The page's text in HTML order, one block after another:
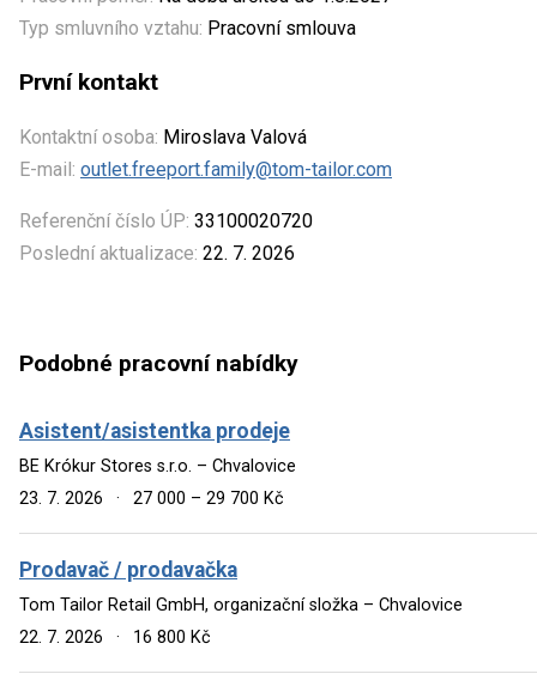
Typ smluvního vztahu: Pracovní smlouva
První kontakt
Kontaktní osoba: Miroslava Valová
E-mail: outlet.freeport.family@tom-tailor.com
Referenční číslo ÚP: 33100020720
Poslední aktualizace: 22. 7. 2026
Podobné pracovní nabídky
Asistent/asistentka prodeje
BE Krókur Stores s.r.o. – Chvalovice
23. 7. 2026
· 27 000 – 29 700 Kč
Prodavač / prodavačka
Tom Tailor Retail GmbH, organizační složka – Chvalovice
22. 7. 2026
· 16 800 Kč